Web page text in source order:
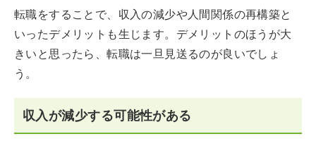
転職をすることで、収入の減少や人間関係の再構築と
いったデメリットも生じます。デメリットのほうが大
きいと思ったら、転職は一旦見送るのが良いでしょ
う。
収入が減少する可能性がある